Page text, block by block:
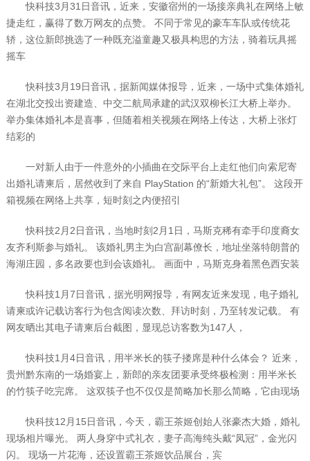
快科技3月31日音讯，近来，安徽宿州的一场接亲典礼在网络上敏
捷走红，赢得了数万网友的点赞。 不同于常见的豪车车队或传统花
轿，这位新郎挑选了一种既充溢童趣又极具构思的方法，骑着玩具摇
摇车
快科技3月19日音讯，据新闻媒体报导，近来，一场中式集体婚礼
在湖北交投出资建造、中交二航局承建的武汉双柳长江大桥上举办。
举办集体婚礼本是喜事，但随着相关视频在网络上传达，大桥上张灯
结彩的
一对新人由于一件意外的小插曲在交际平台上走红他们向索尼寄
出婚礼请柬后，居然收到了来自 PlayStation 的“新婚大礼包”。 这段开
箱视频在网络上共享，短时刻之内便招引
快科技2月2日音讯，当地时刻2月1日，马斯克稀有牵手印度裔女
友齐利斯参与婚礼。 该婚礼男主为白宫副幕僚长，地址坐落特朗普的
海湖庄园，多名政要也到会该婚礼。 画面中，马斯克身着黑色西安装
快科技1月7日音讯，据光明网报导，有网友近来发现，电子婚礼
请柬或许记载访客行为包含阅读次数、拜访时刻，乃至转发记载。 有
网友晒出其电子请柬后台截图，显现总访客数为147人，
快科技1月4日音讯，用半米长的筷子搂席是种什么体会？ 近来，
贵州黔东南的一场婚宴上，新郎的亲友团要承受终极检测：用半米长
的竹筷子吃完席。 这双筷子也不仅仅是简略加长那么简略，它由现场
快科技12月15日音讯，今天，霸王茶姬创始人张豪杰大婚，婚礼
现场相片曝光。 两人身穿中式礼衣，妻子高海纯头戴“凤冠”，金光闪
闪。 现场一片花海，还设置霸王茶姬饮品展台，宾